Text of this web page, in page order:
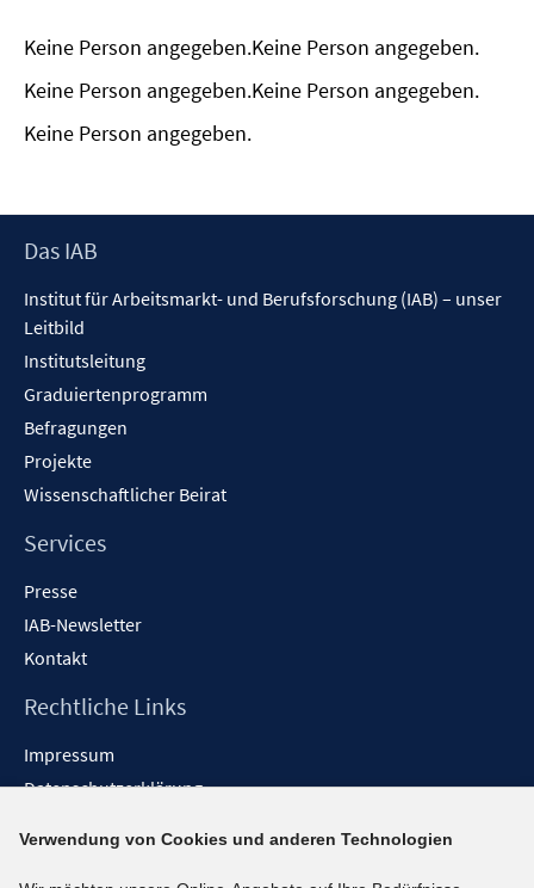
Keine Person angegeben.Keine Person angegeben.
Keine Person angegeben.Keine Person angegeben.
Keine Person angegeben.
Footer
Das IAB
Institut für Arbeitsmarkt- und Berufsforschung (IAB) – unser
Leitbild
Institutsleitung
Graduiertenprogramm
Befragungen
Projekte
Wissenschaftlicher Beirat
Services
Presse
IAB-Newsletter
Kontakt
Rechtliche Links
Impressum
Datenschutzerklärung
Barrieren melden
Verwendung von Cookies und anderen Technologien